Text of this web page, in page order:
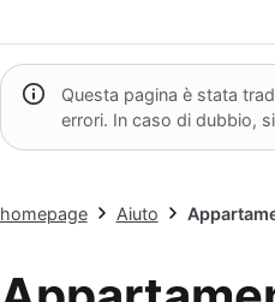
Questa pagina è stata
errori. In caso di dubbio,
homepage Aiuto